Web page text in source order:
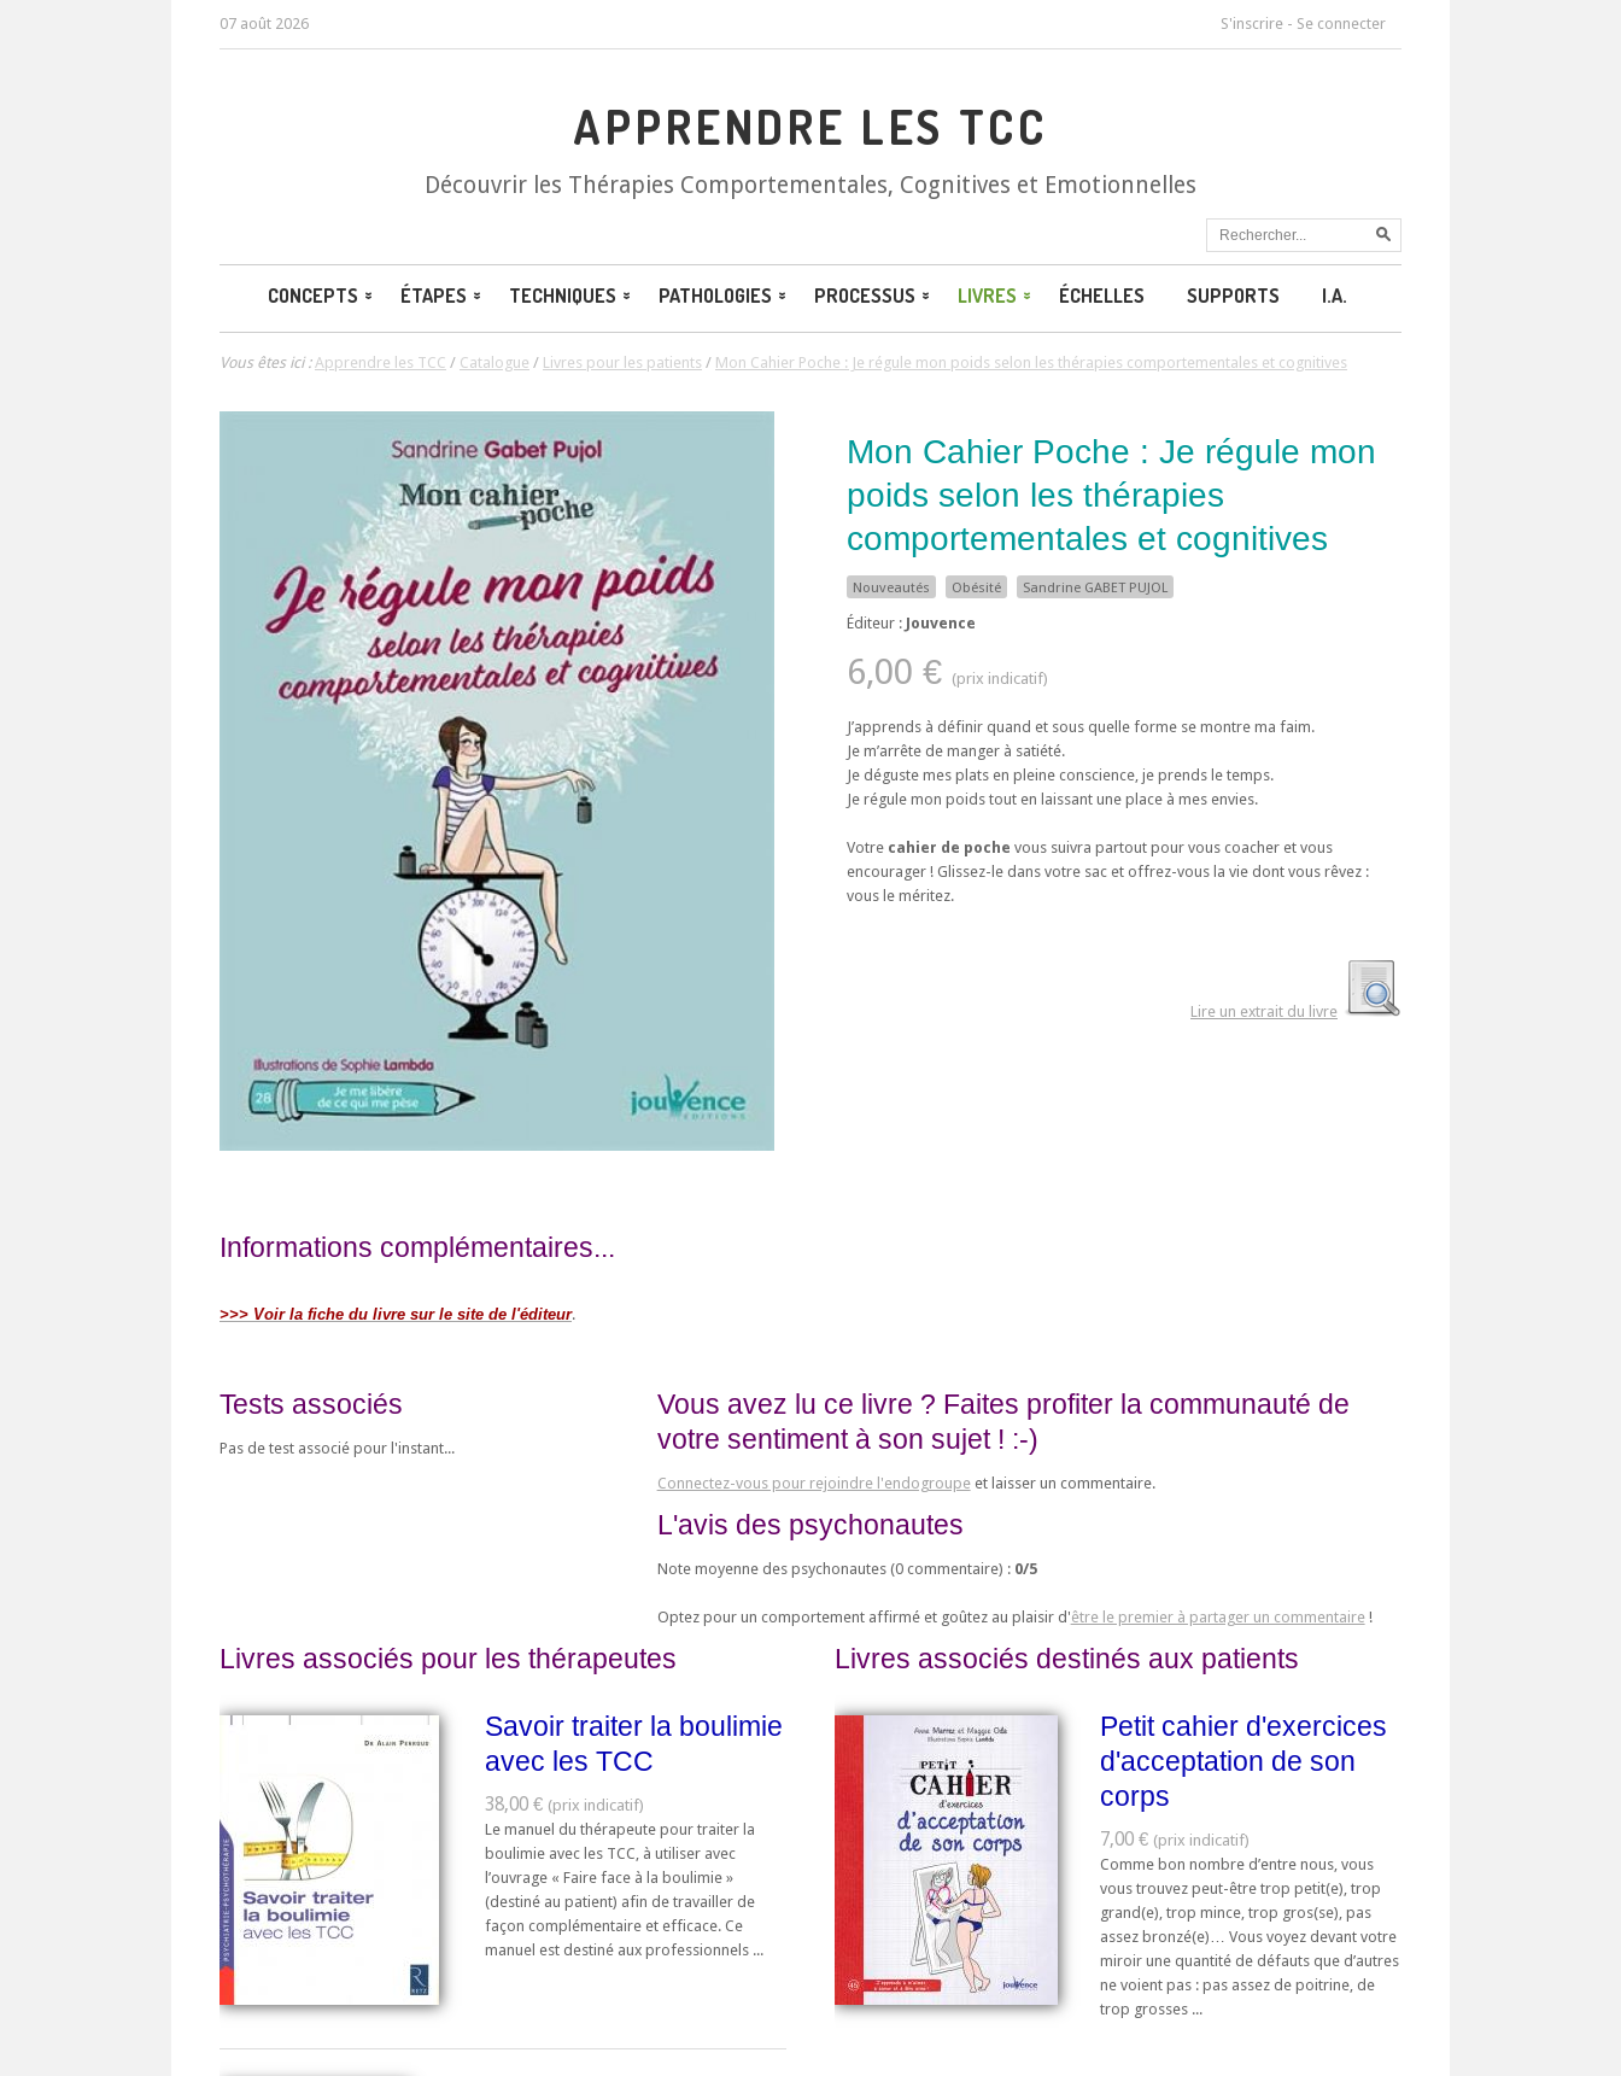
07 août 2026 S'inscrire - Se connecter
APPRENDRE LES TCC
Découvrir les Thérapies Comportementales, Cognitives et Emotionnelles
CONCEPTS ÉTAPES TECHNIQUES PATHOLOGIES PROCESSUS LIVRES ÉCHELLES SUPPORTS I.A.
Vous êtes ici :Apprendre les TCC / Catalogue / Livres pour les patients / Mon Cahier Poche : Je régule mon poids selon les thérapies comportementales et cognitives
Mon Cahier Poche : Je régule mon
poids selon les thérapies
comportementales et cognitives
Nouveautés Obésité Sandrine GABET PUJOL
Éditeur : Jouvence
6,00 €
J’apprends à définir quand et sous quelle forme se montre ma faim.
Je m’arrête de manger à satiété.
Je déguste mes plats en pleine conscience, je prends le temps.
Je régule mon poids tout en laissant une place à mes envies.
Votre cahier de poche vous suivra partout pour vous coacher et vous
encourager ! Glissez-le dans votre sac et offrez-vous la vie dont vous rêvez :
vous le méritez.
Lire un extrait du livre
Informations complémentaires...
>>> Voir la fiche du livre sur le site de l'éditeur.
Tests associés
Pas de test associé pour l'instant...
Vous avez lu ce livre ? Faites profiter la communauté de
votre sentiment à son sujet ! :-)
Connectez-vous pour rejoindre l'endogroupeet laisser un commentaire.
L'avis des psychonautes
Note moyenne des psychonautes (0commentaire) : 0/5
Optez pour un comportement affirmé et goûtez au plaisir d'être le premier à partager un commentaire!
Livres associés pour les thérapeutes
Savoir traiter la boulimie
avec les TCC
38,00 €
Le manuel du thérapeute pour traiter la
boulimie avec les TCC, à utiliser avec
l’ouvrage « Faire face à la boulimie »
(destiné au patient) afin de travailler de
façon complémentaire et efficace. Ce
manuel est destiné aux professionnels ...
Livres associés destinés aux patients
Petit cahier d'exercices
d'acceptation de son
corps
7,00 €
Comme bon nombre d’entre nous, vous
vous trouvez peut-être trop petit(e), trop
grand(e), trop mince, trop gros(se), pas
assez bronzé(e)… Vous voyez devant votre
miroir une quantité de défauts que d’autres
ne voient pas : pas assez de poitrine, de
trop grosses ...